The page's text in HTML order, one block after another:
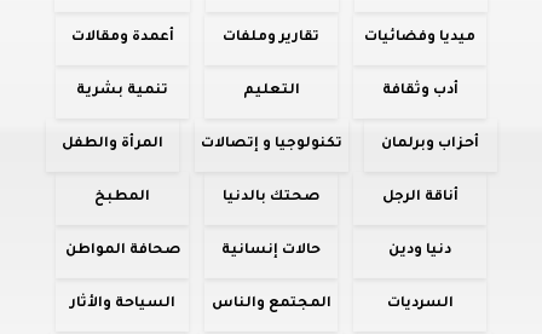
ميديا وفضائيات تقارير وملفات أعمدة ومقالات
أدب وثقافة التعليم تنمية بشرية
أحزاب وبرلمان تكنولوجيا و إتصالات المرأة والطفل
أناقة الرجل صحتك بالدنيا المطبخ
دنيا ودين حالات إنسانية صحافة المواطن
السرديات المجتمع والناس السياحة والأثار